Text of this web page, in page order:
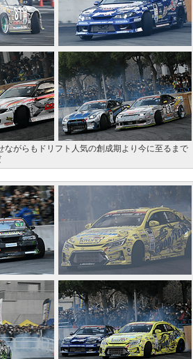
がらもドリフト人気の創成期より今に至るまで